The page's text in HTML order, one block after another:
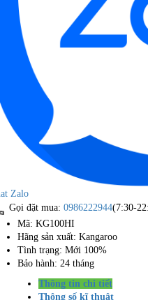
Zalo
Gọi đặt mua: 0986222944(7:30-
Mã: KG100HI
Hãng sản xuất: Kangaroo
Tình trạng: Mới 100%
Bảo hành: 24 tháng
Thông tin chi tiết
Thông số kĩ thuật